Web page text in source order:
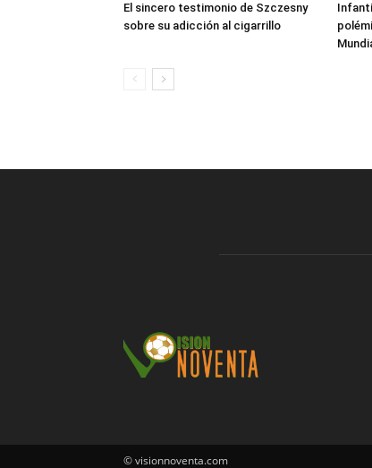
El sincero testimonio de Szczesny
sobre su adicción al cigarrillo
© visionnoventa.com